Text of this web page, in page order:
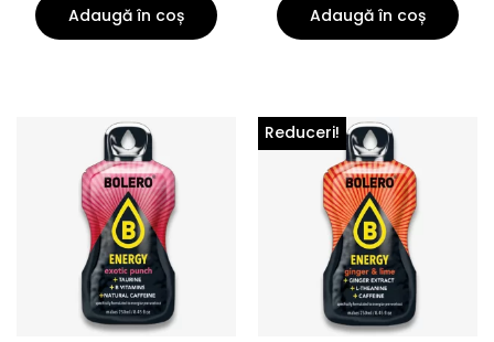
Adaugă în coș
Adaugă în coș
Reduceri!